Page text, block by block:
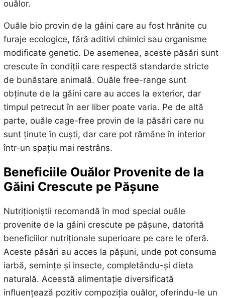
ouălor.
Ouăle bio provin de la găini care au fost hrănite cu
furaje ecologice, fără aditivi chimici sau organisme
modificate genetic. De asemenea, aceste păsări sunt
crescute în condiții care respectă standarde stricte
de bunăstare animală. Ouăle free-range sunt
obținute de la găini care au acces la exterior, dar
timpul petrecut în aer liber poate varia. Pe de altă
parte, ouăle cage-free provin de la păsări care nu
sunt ținute în cuști, dar care pot rămâne în interior
într-un spațiu mai restrâns.
Beneficiile Ouălor Provenite de la
Găini Crescute pe Pășune
Nutriționiștii recomandă în mod special ouăle
provenite de la găini crescute pe pășune, datorită
beneficiilor nutriționale superioare pe care le oferă.
Aceste păsări au acces la pășuni, unde pot consuma
iarbă, semințe și insecte, completându-și dieta
naturală. Această alimentație diversificată
influențează pozitiv compoziția ouălor, oferindu-le un